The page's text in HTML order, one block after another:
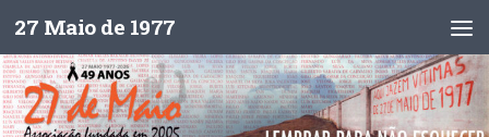
Skip to content
27 Maio de 1977